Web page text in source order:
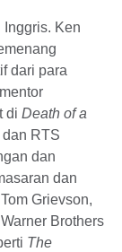
Inggris. Ken
dari para
di Death of a
RTS
dan
dan
Grievson,
Brothers
The